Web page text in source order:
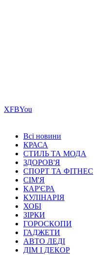
ХFBYou
Всі новини
КРАСА
СТИЛЬ ТА МОДА
ЗДОРОВ'Я
СПОРТ ТА ФІТНЕС
СІМ'Я
КАР'ЄРА
КУЛІНАРІЯ
ХОБІ
ЗІРКИ
ГОРОСКОПИ
ГАДЖЕТИ
АВТО ЛЕДІ
ДІМ І ДЕКОР